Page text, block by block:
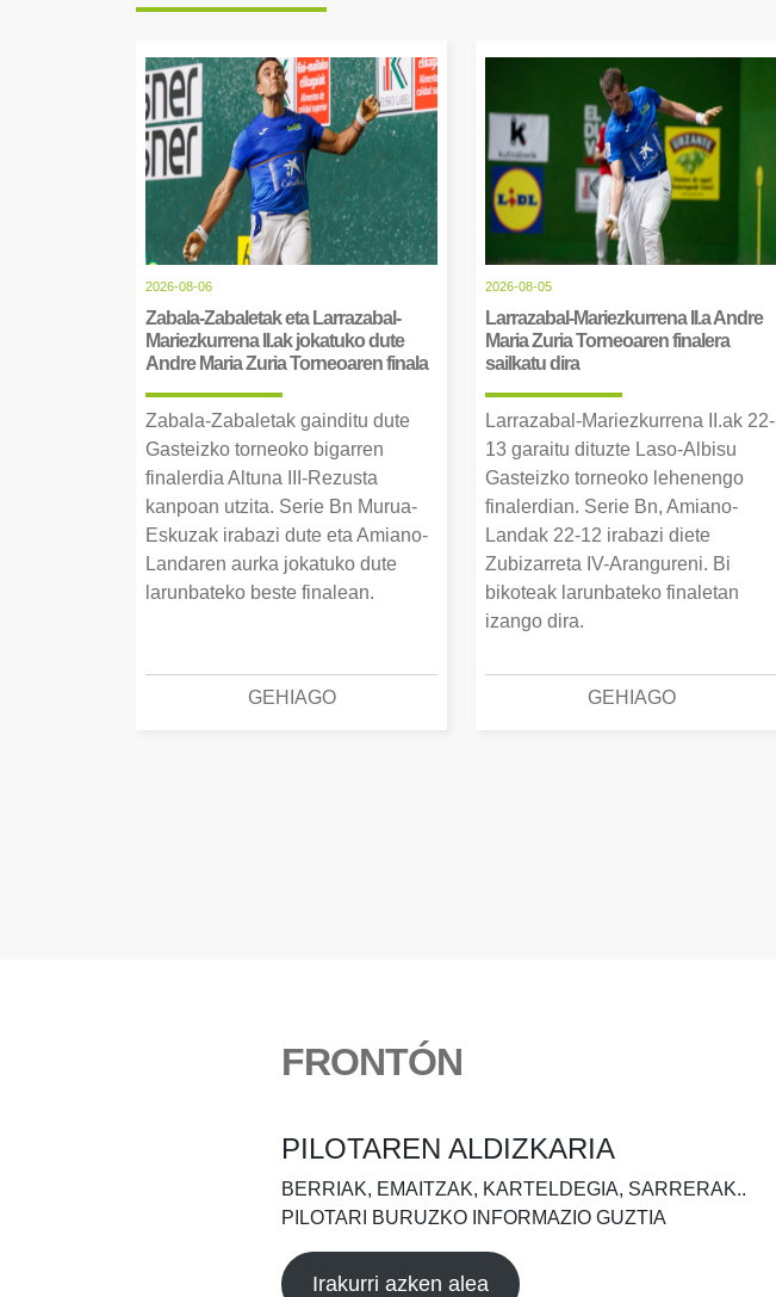
2026-08-06
Zabala-Zabaletak eta Larrazabal-
Mariezkurrena II.ak jokatuko dute
Andre Maria Zuria Torneoaren finala
Zabala-Zabaletak gainditu dute
Gasteizko torneoko bigarren
finalerdia Altuna III-Rezusta
kanpoan utzita. Serie Bn Murua-
Eskuzak irabazi dute eta Amiano-
Landaren aurka jokatuko dute
larunbateko beste finalean.
GEHIAGO
2026-08-05
Larrazabal-Mariezkurrena II.a Andre
Maria Zuria Torneoaren finalera
sailkatu dira
Larrazabal-Mariezkurrena II.ak 22-
13 garaitu dituzte Laso-Albisu
Gasteizko torneoko lehenengo
finalerdian. Serie Bn, Amiano-
Landak 22-12 irabazi diete
Zubizarreta IV-Arangureni. Bi
bikoteak larunbateko finaletan
izango dira.
GEHIAGO
FRONTÓN
PILOTAREN ALDIZKARIA
BERRIAK, EMAITZAK, KARTELDEGIA, SARRERAK..
PILOTARI BURUZKO INFORMAZIO GUZTIA
Irakurri azken alea